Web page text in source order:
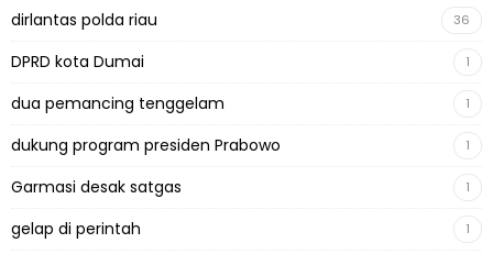
dirlantas polda riau 36
DPRD kota Dumai 1
dua pemancing tenggelam 1
dukung program presiden Prabowo 1
Garmasi desak satgas 1
gelap di perintah 1